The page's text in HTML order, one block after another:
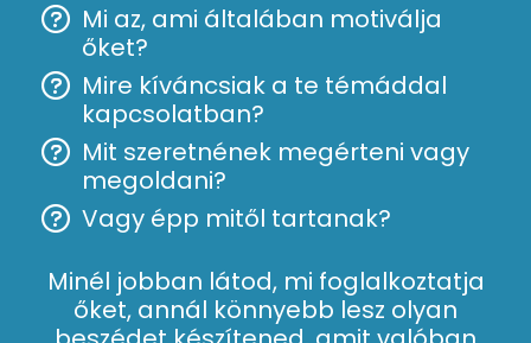
Mi az, ami általában motiválja
őket?
Mire kíváncsiak a te témáddal
kapcsolatban?
Mit szeretnének megérteni vagy
megoldani?
Vagy épp mitől tartanak?
Minél jobban látod, mi foglalkoztatja
őket, annál könnyebb lesz olyan